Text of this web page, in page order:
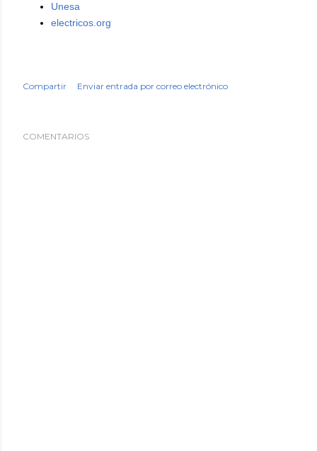
Unesa
electricos.org
Compartir Enviar entrada por correo electrónico
COMENTARIOS